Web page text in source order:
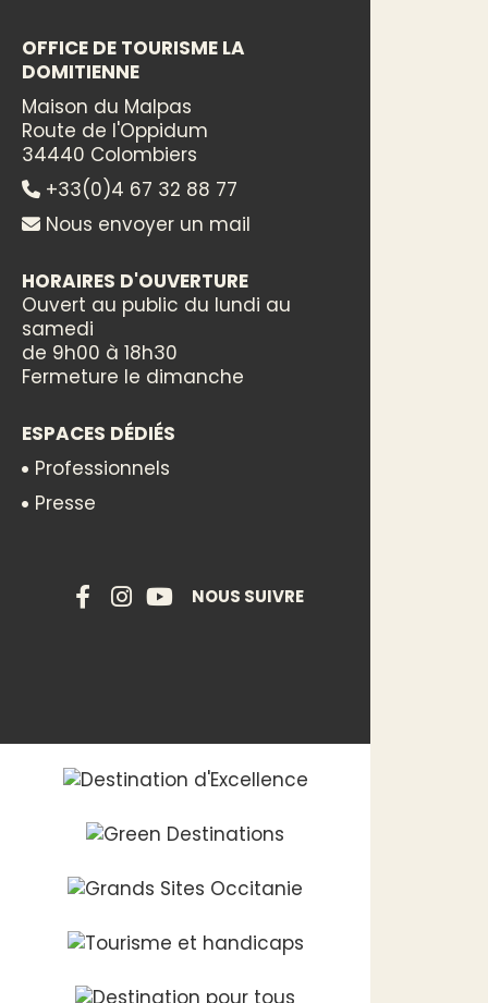
OFFICE DE TOURISME LA
DOMITIENNE
Maison du Malpas
Route de l'Oppidum
34440 Colombiers
+33(0)4 67 32 88 77
Nous envoyer un mail
HORAIRES D'OUVERTURE
Ouvert au public du lundi au
samedi
de 9h00 à 18h30
Fermeture le dimanche
ESPACES DÉDIÉS
Professionnels
Presse
NOUS SUIVRE